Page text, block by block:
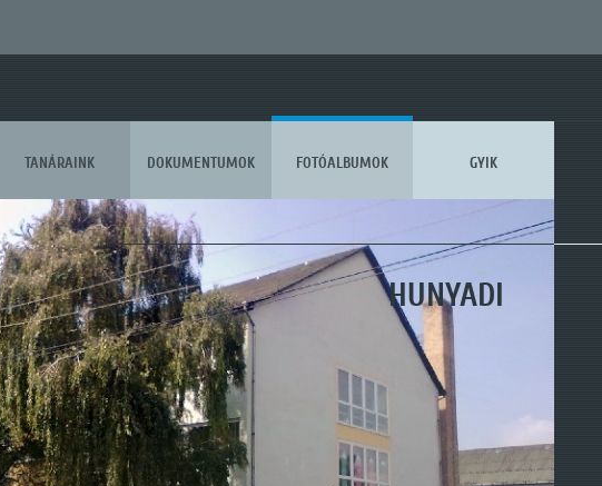
TANÁRAINK DOKUMENTUMOK FOTÓALBUMOK GYIK
KOSSUTH
HUNYADI
MÓRA